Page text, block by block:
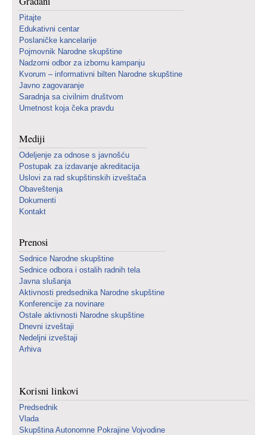
Pitajte
Edukativni centar
Poslaničke kancelarije
Pojmovnik Narodne skupštine
Nadzorni odbor za izbornu kampanju
Kvorum – informativni bilten Narodne skupštine
Javno zagovaranje
Saradnja sa civilnim društvom
Umetnost koja čeka pravdu
Mediji
Odeljenje za odnose s javnošću
Postupak za izdavanje akreditacija
Uslovi za rad skupštinskih izveštača
Obaveštenja
Dokumenti
Kontakt
Prenosi
Sednice Narodne skupštine
Sednice odbora i ostalih radnih tela
Javna slušanja
Aktivnosti predsednika Narodne skupštine
Konferencije za novinare
Ostale aktivnosti Narodne skupštine
Dnevni izveštaji
Nedeljni izveštaji
Arhiva
Korisni linkovi
Predsednik
Vlada
Skupština Autonomne Pokrajine Vojvodine